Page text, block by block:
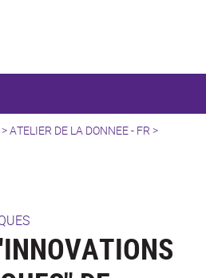
>ATELIER DE LA DONNEE - FR >